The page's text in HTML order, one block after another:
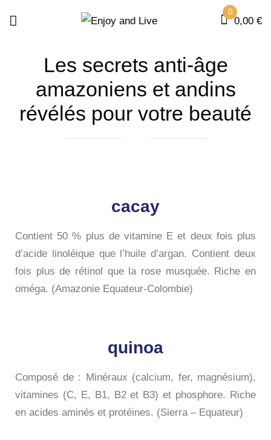
0
0,00 €
Les secrets anti-âge
amazoniens et andins
révélés pour votre beauté
cacay
Contient 50 % plus de vitamine E et deux fois plus
d’acide linoléique que l’huile d’argan. Contient deux
fois plus de rétinol que la rose musquée. Riche en
oméga. (Amazonie Equateur-Colombie)
quinoa
Composé de : Minéraux (calcium, fer, magnésium),
vitamines (C, E, B1, B2 et B3) et phosphore. Riche
en acides aminés et protéines. (Sierra – Equateur)